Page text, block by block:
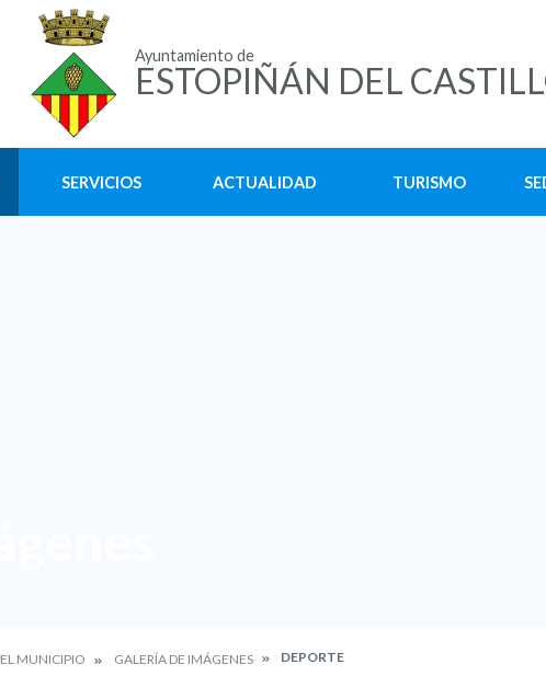
Ayuntamiento de
ESTOPIÑÁN DEL
SERVICIOS ACTUALIDAD TURISMO
EL MUNICIPIO GALERÍA DE IMÁGENES DEPORTE